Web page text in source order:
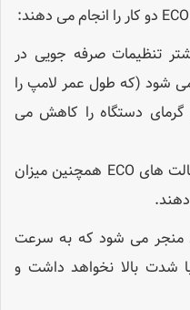
تنظیمات صرفه جویی در
شود (که طول عمر لامپ را
دستگاه را کاهش می
حالت های ECO همچنین میزان
منجر می شود که به سرعت
شدت بالا نخواهد داشت و